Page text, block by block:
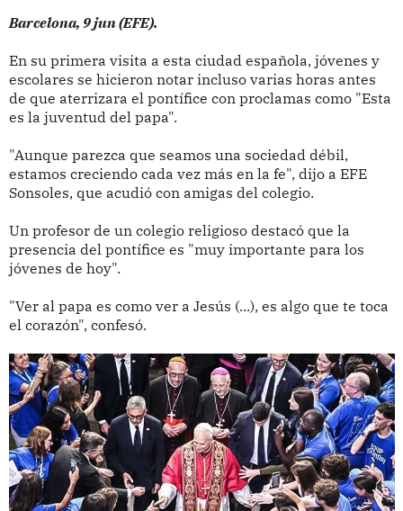
Barcelona, 9 jun (EFE).
En su primera visita a esta ciudad española, jóvenes y
escolares se hicieron notar incluso varias horas antes
de que aterrizara el pontífice con proclamas como "Esta
es la juventud del papa".
"Aunque parezca que seamos una sociedad débil,
estamos creciendo cada vez más en la fe", dijo a EFE
Sonsoles, que acudió con amigas del colegio.
Un profesor de un colegio religioso destacó que la
presencia del pontífice es "muy importante para los
jóvenes de hoy".
"Ver al papa es como ver a Jesús (...), es algo que te toca
el corazón", confesó.